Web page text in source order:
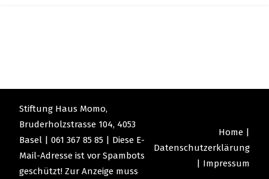
Stiftung Haus Momo,
Bruderholzstrasse 104, 4053
Basel | 061 367 85 85 | Diese E-
Mail-Adresse ist vor Spambots
geschützt! Zur Anzeige muss
Home |
Datenschutzerklärung
| Impressum